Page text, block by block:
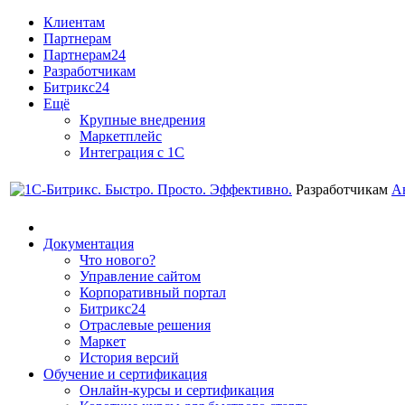
Клиентам
Партнерам
Партнерам24
Разработчикам
Битрикс24
Ещё
Крупные внедрения
Маркетплейс
Интеграция с 1С
Разработчикам
Документация
Что нового?
Управление сайтом
Корпоративный портал
Битрикс24
Отраслевые решения
Маркет
История версий
Обучение и сертификация
Онлайн-курсы и сертификация